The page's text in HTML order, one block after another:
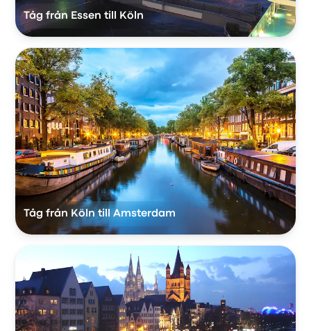
Tåg från Essen till Köln
Tåg från Köln till Amsterdam